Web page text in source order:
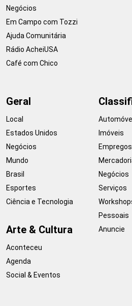
Negócios
Em Campo com Tozzi
Ajuda Comunitária
Rádio AcheiUSA
Café com Chico
Geral
Local
Estados Unidos
Negócios
Mundo
Brasil
Esportes
Ciência e Tecnologia
Arte & Cultura
Aconteceu
Agenda
Social & Eventos
Imóveis
Empregos
Negócios
Serviços
Pessoais
Anuncie